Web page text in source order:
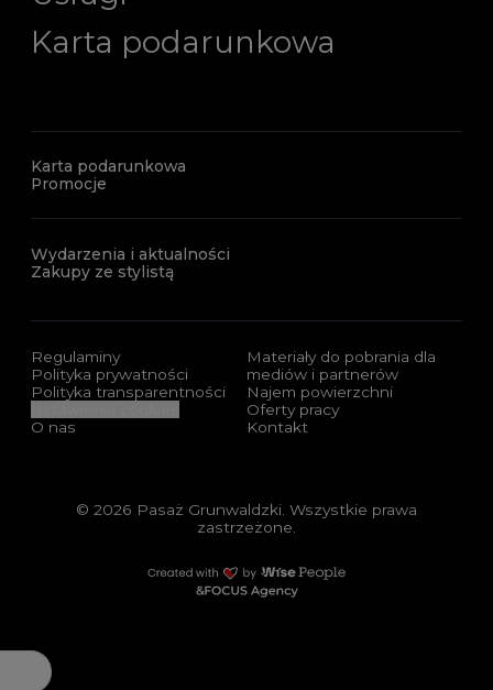
Karta podarunkowa
Karta podarunkowa
Promocje
Wydarzenia i aktualności
Zakupy ze stylistą
Regulaminy
Polityka prywatności
Polityka transparentności
O nas
Materiały do pobrania dla
mediów i partnerów
Najem powierzchni
Oferty pracy
Kontakt
© 2026 Pasaż Grunwaldzki. Wszystkie prawa
zastrzeżone.